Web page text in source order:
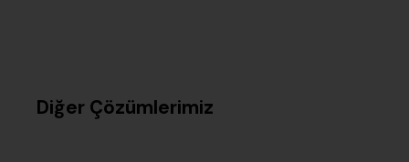
Diğer Çözümlerimiz